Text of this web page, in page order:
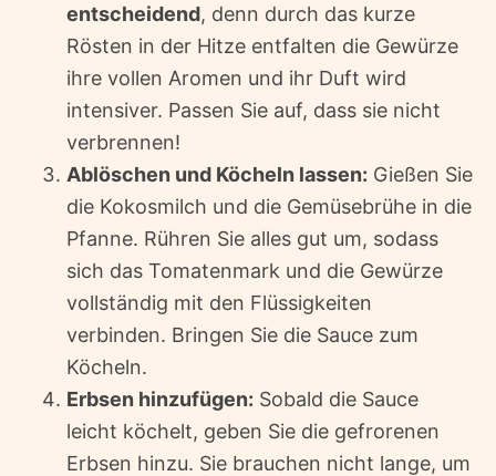
entscheidend, denn durch das kurze
Rösten in der Hitze entfalten die Gewürze
ihre vollen Aromen und ihr Duft wird
intensiver. Passen Sie auf, dass sie nicht
verbrennen!
Ablöschen und Köcheln lassen: Gießen Sie
die Kokosmilch und die Gemüsebrühe in die
Pfanne. Rühren Sie alles gut um, sodass
sich das Tomatenmark und die Gewürze
vollständig mit den Flüssigkeiten
verbinden. Bringen Sie die Sauce zum
Köcheln.
Erbsen hinzufügen: Sobald die Sauce
leicht köchelt, geben Sie die gefrorenen
Erbsen hinzu. Sie brauchen nicht lange, um